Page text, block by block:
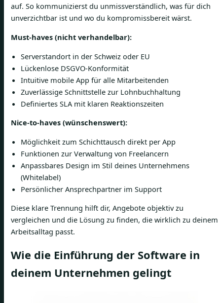
auf. So kommunizierst du unmissverständlich, was für dich
unverzichtbar ist und wo du kompromissbereit wärst.
Must-haves (nicht verhandelbar):
Serverstandort in der Schweiz oder EU
Lückenlose DSGVO-Konformität
Intuitive mobile App für alle Mitarbeitenden
Zuverlässige Schnittstelle zur Lohnbuchhaltung
Definiertes SLA mit klaren Reaktionszeiten
Nice-to-haves (wünschenswert):
Möglichkeit zum Schichttausch direkt per App
Funktionen zur Verwaltung von Freelancern
Anpassbares Design im Stil deines Unternehmens
(Whitelabel)
Persönlicher Ansprechpartner im Support
Diese klare Trennung hilft dir, Angebote objektiv zu
vergleichen und die Lösung zu finden, die wirklich zu deinem
Arbeitsalltag passt.
Wie die Einführung der Software in
deinem Unternehmen gelingt